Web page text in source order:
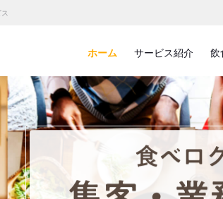
ホーム サービス紹介 飲